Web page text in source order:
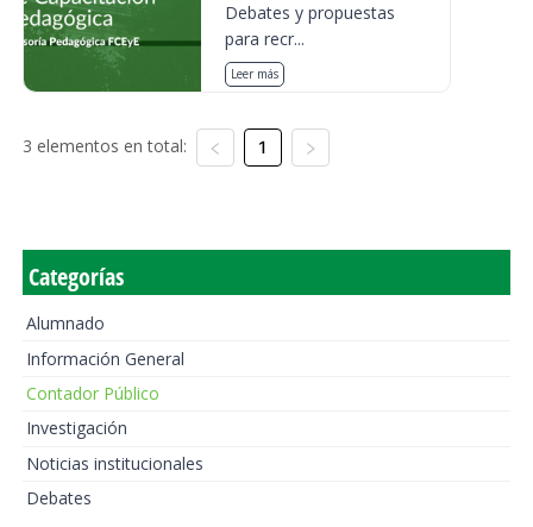
Debates y propuestas
para recr...
Leer más
3 elementos en total: 1
Categorías
Alumnado
Información General
Contador Público
Investigación
Noticias institucionales
Debates